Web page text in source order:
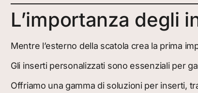
L’importanza degli
Mentre l’esterno della scatola crea la prima
Gli inserti personalizzati sono essenziali per
Offriamo una gamma di soluzioni per inserti,